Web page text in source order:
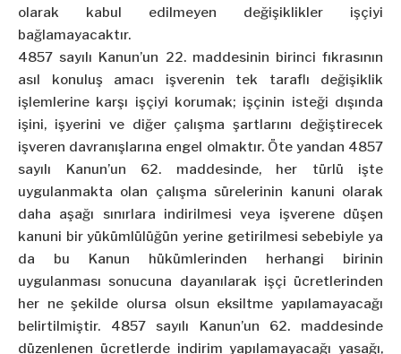
olarak kabul edilmeyen değişiklikler işçiyi
bağlamayacaktır.
4857 sayılı Kanun’un 22. maddesinin birinci fıkrasının
asıl konuluş amacı işverenin tek taraflı değişiklik
işlemlerine karşı işçiyi korumak; işçinin isteği dışında
işini, işyerini ve diğer çalışma şartlarını değiştirecek
işveren davranışlarına engel olmaktır. Öte yandan 4857
sayılı Kanun’un 62. maddesinde, her türlü işte
uygulanmakta olan çalışma sürelerinin kanuni olarak
daha aşağı sınırlara indirilmesi veya işverene düşen
kanuni bir yükümlülüğün yerine getirilmesi sebebiyle ya
da bu Kanun hükümlerinden herhangi birinin
uygulanması sonucuna dayanılarak işçi ücretlerinden
her ne şekilde olursa olsun eksiltme yapılamayacağı
belirtilmiştir. 4857 sayılı Kanun’un 62. maddesinde
düzenlenen ücretlerde indirim yapılamayacağı yasağı,